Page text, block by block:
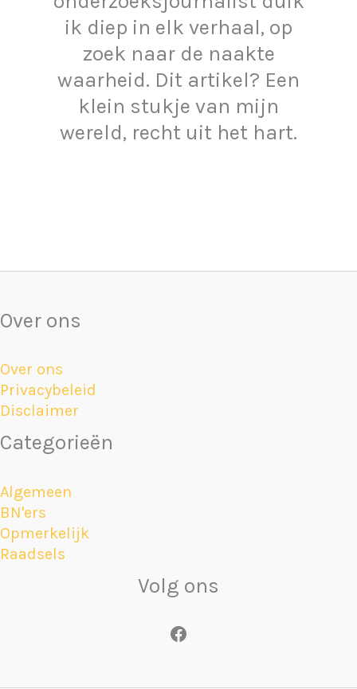
ik diep in elk verhaal, op
zoek naar de naakte
waarheid. Dit artikel? Een
klein stukje van mijn
wereld, recht uit het hart.
Over ons
Over ons
Privacybeleid
Disclaimer
Categorieën
Algemeen
BN'ers
Opmerkelijk
Raadsels
Volg ons
Facebook